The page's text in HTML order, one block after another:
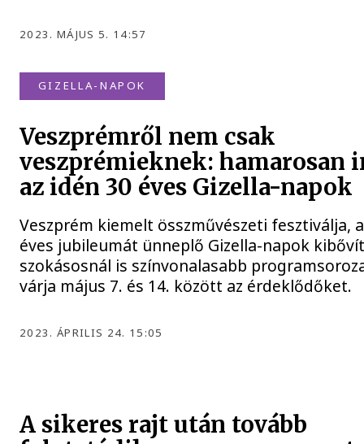
2023. MÁJUS 5. 14:57
GIZELLA-NAPOK
Veszprémről nem csak
veszprémieknek: hamarosan
az idén 30 éves Gizella-napok
Veszprém kiemelt összművészeti fesztiválja,
éves jubileumát ünneplő Gizella-napok
szokásosnál is színvonalasabb
várja május 7. és 14. között az érdeklődőket.
2023. ÁPRILIS 24. 15:05
A sikeres rajt után tovább